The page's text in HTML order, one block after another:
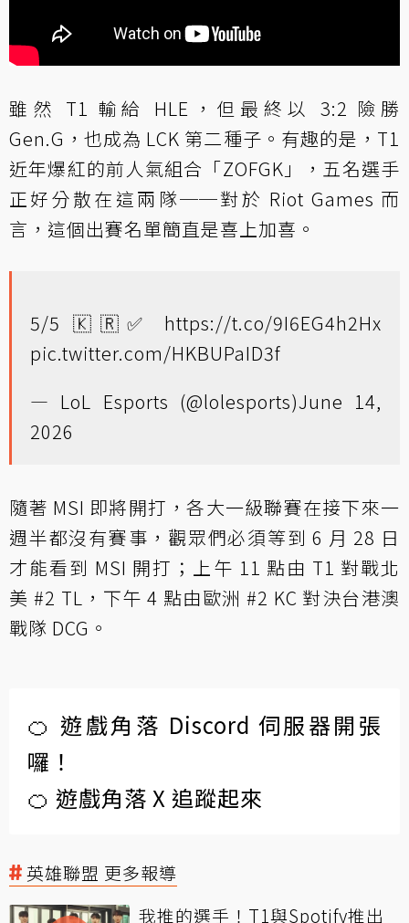
雖然 T1 輸給 HLE，但最終以 3:2 險勝
Gen.G，也成為 LCK 第二種子。有趣的是，T1
近年爆紅的前人氣組合「ZOFGK」，五名選手
正好分散在這兩隊──對於 Riot Games 而
言，這個出賽名單簡直是喜上加喜。
5/5 🇰🇷✅ https://t.co/9I6EG4h2Hx
pic.twitter.com/HKBUPaID3f
— LoL Esports (@lolesports)June 14,
2026
隨著 MSI 即將開打，各大一級聯賽在接下來一
週半都沒有賽事，觀眾們必須等到 6 月 28 日
才能看到 MSI 開打；上午 11 點由 T1 對戰北
美 #2 TL，下午 4 點由歐洲 #2 KC 對決台港澳
戰隊 DCG。
🍊 遊戲角落 Discord 伺服器開張
囉！
🍊 遊戲角落 X 追蹤起來
英雄聯盟 更多報導
我推的選手！T1與Spotify推出